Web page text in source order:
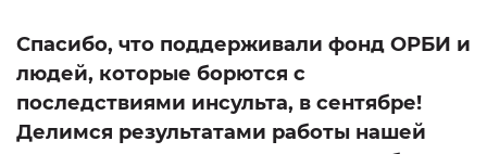
Спасибо, что поддерживали фонд ОРБИ и
людей, которые борются с
последствиями инсульта, в сентябре!
Делимся результатами работы нашей